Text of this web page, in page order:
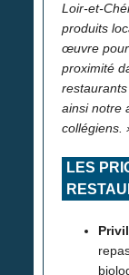
Loir-et-
produits
œuvre pour
proximité
ainsi notre
collégiens.
LES